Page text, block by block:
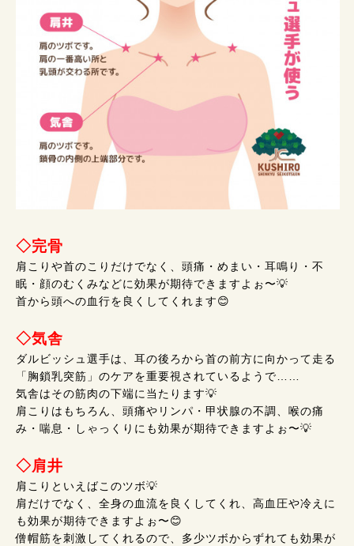
◇完骨
肩こりや首のこりだけでなく、頭痛・めまい・耳鳴り・不
眠・顔のむくみなどに効果が期待できますよぉ〜💡
首から頭への血行を良くしてくれます😊
◇気舎
ダルビッシュ選手は、耳の後ろから首の前方に向かって走る
「胸鎖乳突筋」のケアを重要視されているようで……
気舎はその筋肉の下端に当たります💡
肩こりはもちろん、頭痛やリンパ・甲状腺の不調、喉の痛
み・喘息・しゃっくりにも効果が期待できますよぉ〜💡
◇肩井
肩こりといえばこのツボ💡
肩だけでなく、全身の血流を良くしてくれ、高血圧や冷えに
も効果が期待できますよぉ〜😊
僧帽筋を刺激してくれるので、多少ツボからずれても効果が